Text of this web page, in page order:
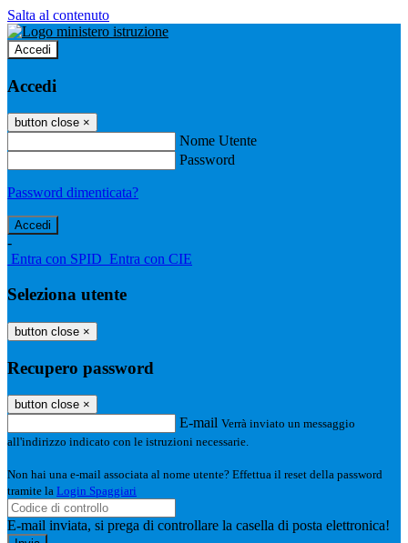
Salta al contenuto
Accedi
Accedi
button close ×
Nome Utente
Password
Password dimenticata?
-
Entra con SPID Entra con CIE
Seleziona utente
button close ×
Recupero password
button close ×
E-mail Verrà inviato un messaggio
all'indirizzo indicato con le istruzioni necessarie.
Non hai una e-mail associata al nome utente? Effettua il reset della password
tramite la Login Spaggiari
E-mail inviata, si prega di controllare la casella di posta elettronica!